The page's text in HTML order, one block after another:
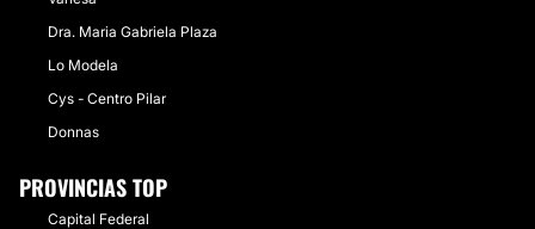
Dra. Maria Gabriela Plaza
Lo Modela
Cys - Centro Pilar
Donnas
PROVINCIAS TOP
Capital Federal